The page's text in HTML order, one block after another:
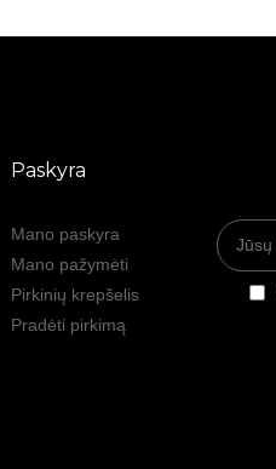
Paskyra
Mano paskyra
Mano pažymėti
Pirkinių krepšelis
Pradėti pirkimą